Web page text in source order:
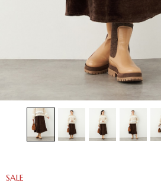
SALE